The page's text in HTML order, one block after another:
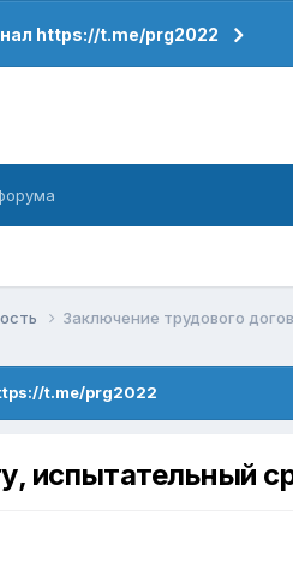
https://t.me/prg2022
Заключение трудового
t.me/prg2022
испытательный